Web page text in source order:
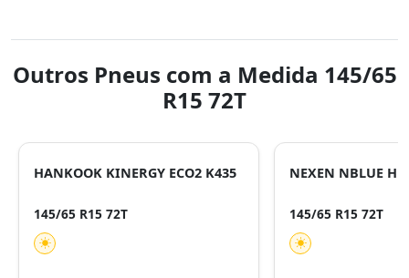
Outros Pneus com a Medida 145/65
R15 72T
HANKOOK KINERGY ECO2 K435
145/65 R15 72T
NEXEN NBLUE
145/65 R15 72T